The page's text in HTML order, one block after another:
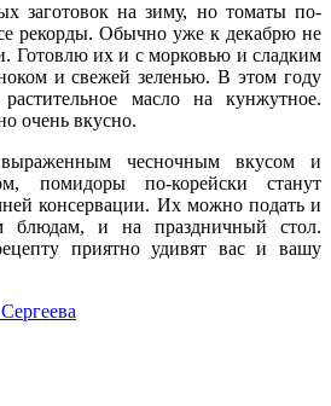
заготовок на зиму, но томаты по-
рекорды. Обычно уже к декабрю не
Готовлю их и с морковью и сладким
и свежей зеленью. В этом году
масло на кунжутное.
очень вкусно.
чесночным вкусом и
помидоры по-корейски станут
консервации. Их можно подать и
и на праздничный стол.
приятно удивят вас и вашу